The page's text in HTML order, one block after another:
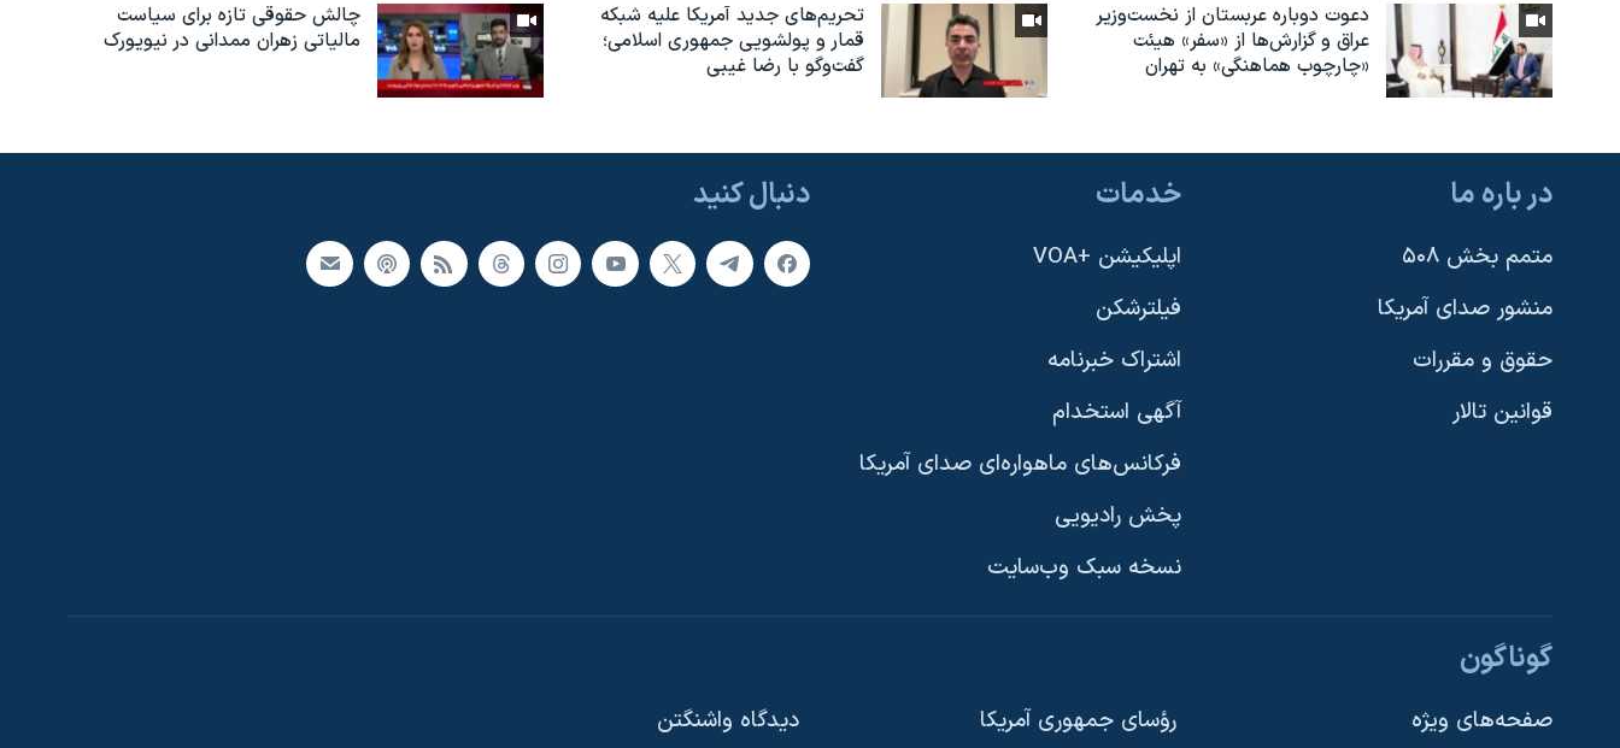
دنبال کنید
دعوت دوباره عربستان از نخست‌وزیر
عراق و گزارش‌ها از «سفر» هیئت
«چارچوب هماهنگی» به تهران
تحریم‌های جدید آمریکا علیه شبکه
قمار و پولشویی جمهوری اسلامی؛
گفت‌وگو با رضا غیبی
چالش حقوقی تازه برای سیاست
مالیاتی زهران ممدانی در نیویورک
دنبال کنید در باره ما
متمم بخش ۵۰۸
منشور صدای آمریکا
حقوق و مقررات
قوانین تالار
خدمات
اپلیکیشن +VOA
فیلترشکن
اشتراک خبرنامه
آگهی استخدام
فرکانس‌های ماهواره‌ای صدای آمریکا
پخش رادیویی
نسخه سبک وب‌سایت
گوناگون
صفحه‌های ویژه رؤسای جمهوری آمریکا دیدگاه‌ واشنگتن